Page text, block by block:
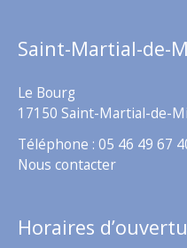
Saint-Martial-de-
Le Bourg
17150 Saint-Martial-de-
Téléphone : 05 46 49 67
Nous contacter
Horaires